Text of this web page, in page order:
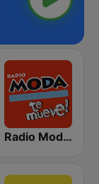
Radio Moda FM 97.3